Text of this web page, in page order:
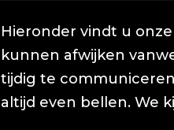
Hieronder vindt u
kunnen afwijken
tijdig te
altijd even bellen. We